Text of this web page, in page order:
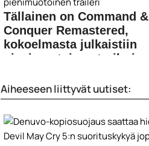
Pelit
Tällainen on Command &
Conquer Remastered,
kokoelmasta julkaistiin
pienimuotoinen traileri
trailerilla. Electronic...
Aiheeseen liittyvät uutiset: